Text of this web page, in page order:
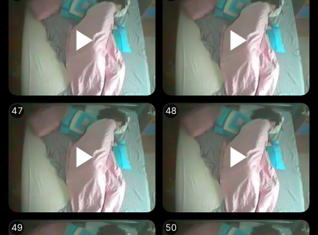
47 48
49 50